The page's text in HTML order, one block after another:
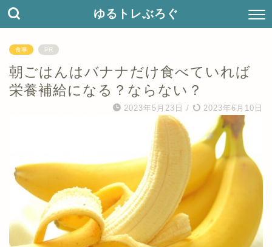
ゆるトレぶろぐ
食事 PR
朝ごはんはバナナだけ食べていれば
栄養補給になる？ならない？
2023年5月23日 / 2023年6月10日